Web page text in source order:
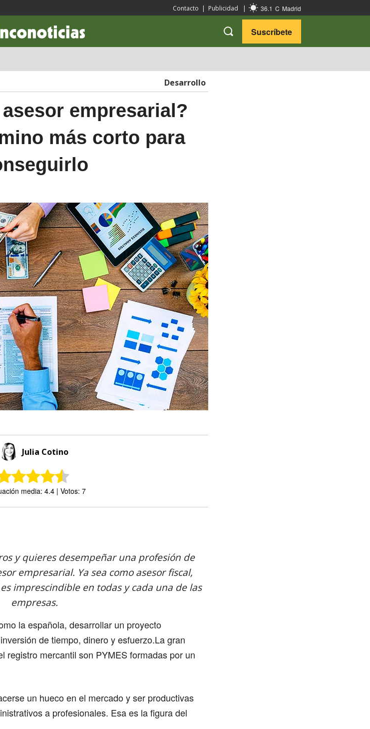
Contacto | Publicidad | 36.1 C Madrid
Suscríbete
Desarrollo
empresarial?
más corto para
Julia Cotino
media: 4.4 | Votos: 7
y quieres desempeñar una profesión de
empresarial. Ya sea como asesor fiscal,
imprescindible en todas y cada una de las
empresas.
la española, desarrollar un proyecto
de tiempo, dinero y esfuerzo.La gran
registro mercantil son PYMES formadas por un
un hueco en el mercado y ser productivas
a profesionales. Esa es la figura del